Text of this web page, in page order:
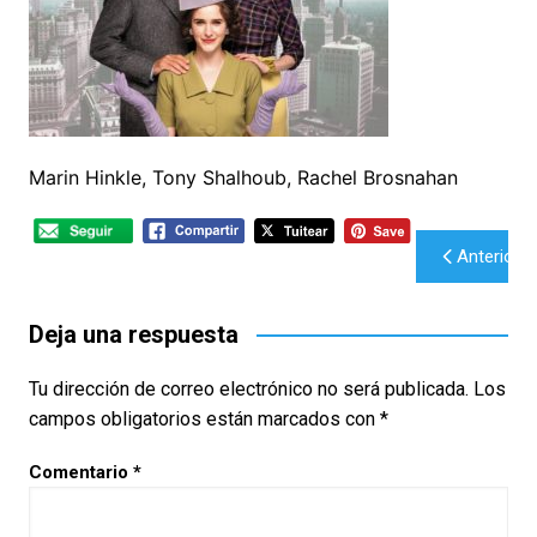
Marin Hinkle, Tony Shalhoub, Rachel Brosnahan
Navegación
entradas
Anterior
Deja una respuesta
Tu dirección de correo electrónico no será publicada. Los
campos obligatorios están marcados con *
Comentario *